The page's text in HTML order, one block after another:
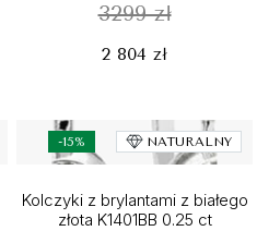
3299 zł
2 804 zł
-15% NATURALNY
Kolczyki z brylantami z białego
złota K1401BB 0.25 ct